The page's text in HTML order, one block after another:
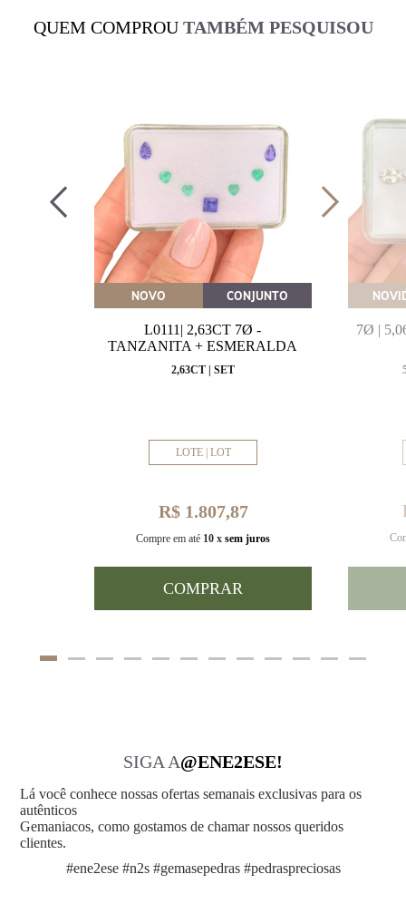
QUEM COMPROU TAMBÉM PESQUISOU
NOVO CONJUNTO
L0111| 2,63CT 7Ø -
TANZANITA + ESMERALDA
2,63CT | SET
LOTE | LOT
R$ 1.807,87
Compre em até 10 x sem juros
COMPRAR
7Ø |
SIGA A@ENE2ESE!
Lá você conhece nossas ofertas semanais exclusivas para os
autênticos
Gemaniacos, como gostamos de chamar nossos queridos
clientes.
#ene2ese #n2s #gemasepedras #pedraspreciosas